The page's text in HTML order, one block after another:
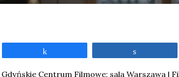
Centrum Filmowe: sala Warszawa |